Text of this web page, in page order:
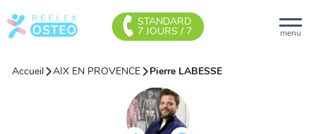
menu
STANDARD
7 JOURS / 7
Accueil AIX EN PROVENCE Pierre LABESSE